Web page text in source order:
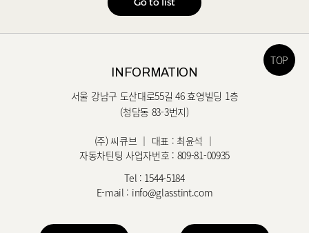
INFORMATION
서울 강남구 도산대로55길 46 효영빌딩 1층
(청담동 83-3번지)
(주) 씨큐브 ｜ 대표 : 최윤석 ｜
자동차틴팅 사업자번호 : 809-81-00935
Tel : 1544-5184
E-mail : info@glasstint.com
TOP